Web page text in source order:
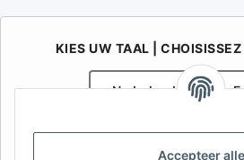
Accepteer
KIES UW TAAL | CHOISISSEZ
Nederlands